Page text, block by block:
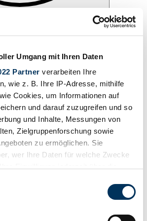
Umgang mit Ihren Daten
Partner verarbeiten Ihre
wie z. B. Ihre IP-Adresse, mithilfe
Cookies, um Informationen auf
und darauf zuzugreifen und so
und Inhalte, Messungen von
Zielgruppenforschung sowie
zu ermöglichen. Sie
wer Ihre Daten für welche Zwecke
oder widerrufen
Fahrzeug